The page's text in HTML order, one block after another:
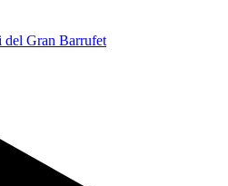
del Gran Barrufet